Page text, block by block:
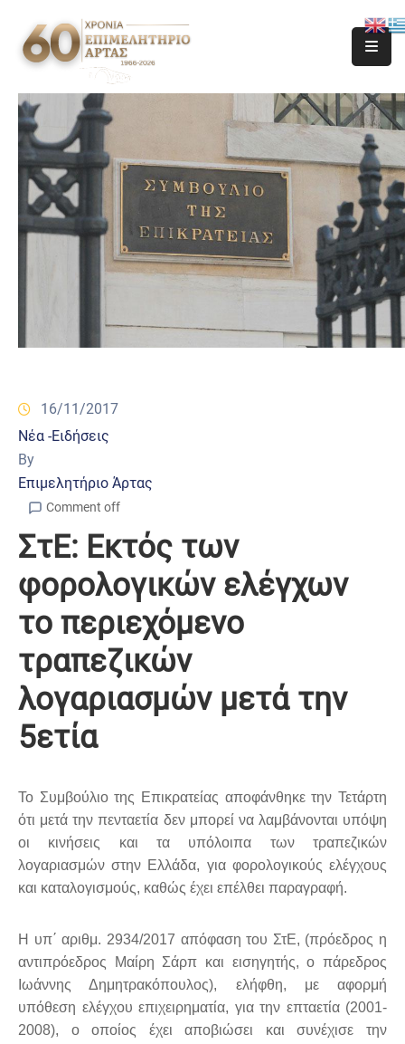
16/11/2017
Νέα -Ειδήσεις
By
Επιμελητήριο Άρτας
Comment off
ΣτΕ: Εκτός των
φορολογικών ελέγχων
το περιεχόμενο
τραπεζικών
λογαριασμών μετά την
5ετία
Το Συμβούλιο της Επικρατείας αποφάνθηκε την Τετάρτη
ότι μετά την πενταετία δεν μπορεί να λαμβάνονται υπόψη
οι κινήσεις και τα υπόλοιπα των τραπεζικών
λογαριασμών στην Ελλάδα, για φορολογικούς ελέγχους
και καταλογισμούς, καθώς έχει επέλθει παραγραφή.
Η υπ΄ αριθμ. 2934/2017 απόφαση του ΣτΕ, (πρόεδρος η
αντιπρόεδρος Μαίρη Σάρπ και εισηγητής, ο πάρεδρος
Ιωάννης Δημητρακόπουλος), ελήφθη, με αφορμή
υπόθεση ελέγχου επιχειρηματία, για την επταετία (2001-
2008), ο οποίος έχει αποβιώσει και συνέχισε την